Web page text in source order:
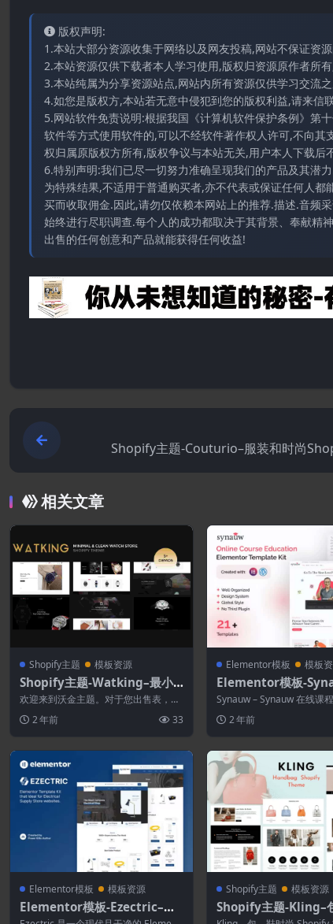
版权声明:
1.本站大部分资源收集于网络以及网友投稿,网站不保证资
2.本站资源仅供下载者本人学习使用,版权归资源原作者所
3.本站纯属为分享资源站点,网站内所有资源仅供学习交流
4.如您是版权方,本站若无意中侵犯到您的版权利益,请来
5.网站软件免责说明:根据我国《计算机软件保护条例》第
软件等方式使用软件的,可以不经软件著作权人许可,不向
权归属原版权方所有,版权争议与本站无关,用户本人下载
6.特别声明:我们已尽一切努力准确呈现我们的产品及其潜
为特殊结果,不适用于普通购买者,亦不代表或保证任何人
买而收取佣金.因此,请勿仅依赖本网站上的推荐.描述.音频
始终进行尽职调查.每个人的成功都取决于其背景、奉献精
出售的任何创意和产品就能获得任何收益!
Shopify主题-Couturio–服装和时尚
相关文章
Shopify主题 模板资源
Shopify主题-Watking–最小
和干净的手表Shopify主题
欢迎来到沃金主题。对于您出售表，钟
g是一...
2 年前 33
Elementor模板 模板
Elementor模板-
线课程教育
件
Synauw – Synauw 在线课
2 年前
Elementor模板 模板资源
Elementor模板-Ezectric–电
Shopify主题 模板资源
Shopify主题-Kling–